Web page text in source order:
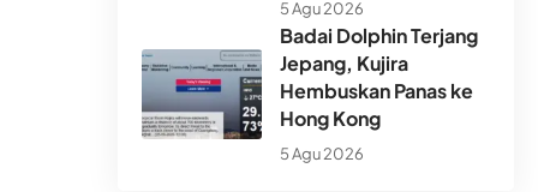
5 Agu 2026
Badai Dolphin Terjang
Jepang, Kujira
Hembuskan Panas ke
Hong Kong
5 Agu 2026